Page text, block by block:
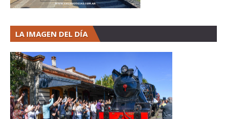
LA IMAGEN DEL DÍA